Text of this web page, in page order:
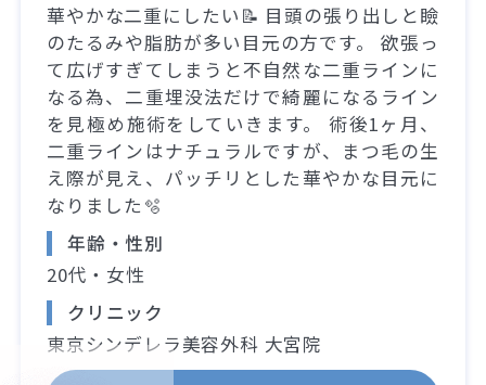
華やかな二重にしたい📝 目頭の張り出しと瞼
のたるみや脂肪が多い目元の方です。 欲張っ
て広げすぎてしまうと不自然な二重ラインに
なる為、二重埋没法だけで綺麗になるライン
を見極め施術をしていきます。 術後1ヶ月、
二重ラインはナチュラルですが、まつ毛の生
え際が見え、パッチリとした華やかな目元に
なりました🫧
年齢・性別
20代・女性
クリニック
東京シンデレラ美容外科 大宮院